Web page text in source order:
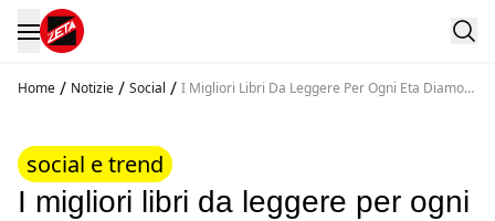
Home / Notizie / Social / I Migliori Libri Da Leggere Per Ogni Eta Diamo
social e trend
I migliori libri da leggere per ogni